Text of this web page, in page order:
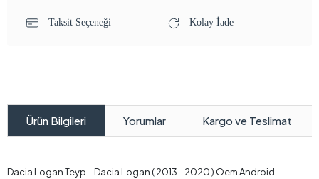
Taksit Seçeneği Kolay İade
Ürün Bilgileri Yorumlar Kargo ve Teslimat
Dacia Logan Teyp – Dacia Logan ( 2013 - 2020 ) Oem Android